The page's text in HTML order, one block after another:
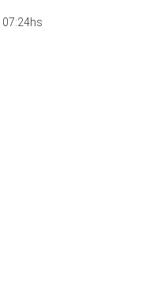
07:24hs